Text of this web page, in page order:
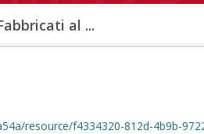
al ...
resource/f4334320-812d-4b9b-